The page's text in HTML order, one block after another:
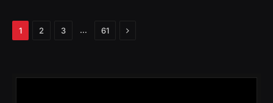
1 2 3 … 61 Próximo